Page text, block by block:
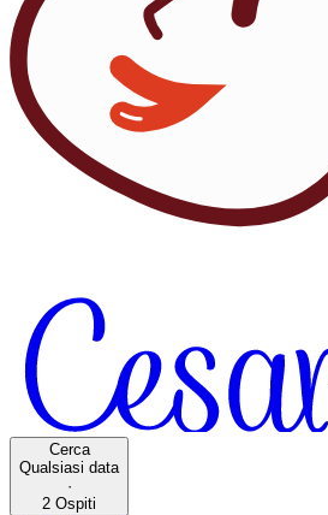
Cerca
Qualsiasi data
·
2 Ospiti